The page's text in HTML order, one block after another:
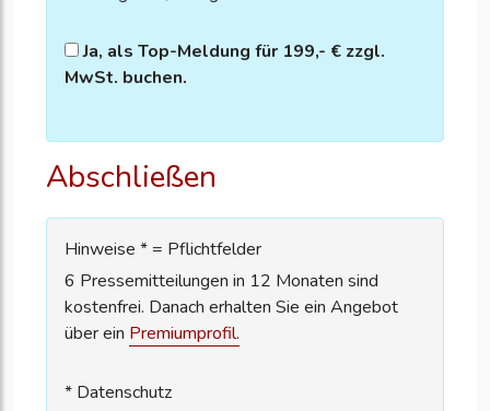
Ja, als Top-Meldung für 199,- € zzgl.
MwSt. buchen.
Abschließen
Hinweise * = Pflichtfelder
6 Pressemitteilungen in 12 Monaten sind
kostenfrei. Danach erhalten Sie ein Angebot
über ein Premiumprofil.
* Datenschutz